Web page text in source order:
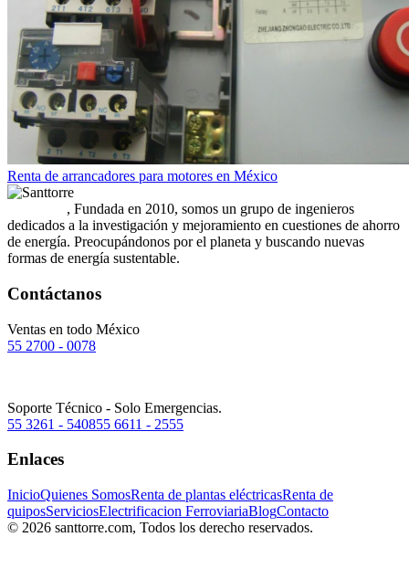
Renta de arrancadores para motores en México
, Fundada en 2010, somos un grupo de ingenieros
dedicados a la investigación y mejoramiento en cuestiones de ahorro
de energía. Preocupándonos por el planeta y buscando nuevas
formas de energía sustentable.
Contáctanos
Ventas en todo México
55 2700 - 0078
Soporte Técnico - Solo Emergencias.
55 3261 - 540855 6611 - 2555
Enlaces
InicioQuienes SomosRenta de plantas eléctricasRenta de
quiposServiciosElectrificacion FerroviariaBlogContacto
© 2026 santtorre.com, Todos los derecho reservados.